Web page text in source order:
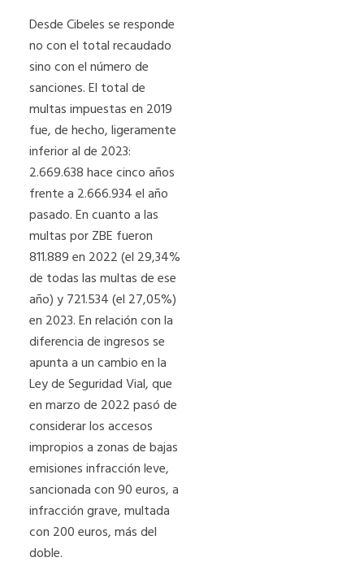
Desde Cibeles se responde
no con el total recaudado
sino con el número de
sanciones. El total de
multas impuestas en 2019
fue, de hecho, ligeramente
inferior al de 2023:
2.669.638 hace cinco años
frente a 2.666.934 el año
pasado. En cuanto a las
multas por ZBE fueron
811.889 en 2022 (el 29,34%
de todas las multas de ese
año) y 721.534 (el 27,05%)
en 2023. En relación con la
diferencia de ingresos se
apunta a un cambio en la
Ley de Seguridad Vial, que
en marzo de 2022 pasó de
considerar los accesos
impropios a zonas de bajas
emisiones infracción leve,
sancionada con 90 euros, a
infracción grave, multada
con 200 euros, más del
doble.